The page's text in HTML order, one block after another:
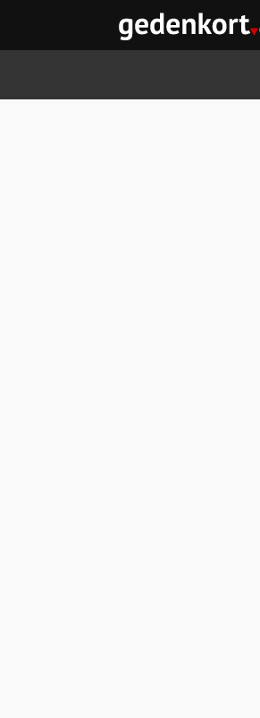
Aller au contenu principal
Aller à la navigation principale
Aller aux liens rapides
GEDENKORT - ACCUEIL